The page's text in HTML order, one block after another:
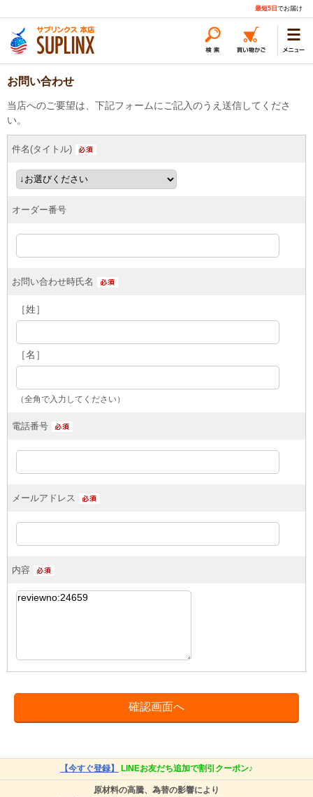
最短5日 でお届け
お問い合わせ
当店へのご要望は、下記フォームにご記入のうえ送信してくださ
い。
件名(タイトル)
オーダー番号
お問い合わせ時氏名
［姓］
［名］
（全角で入力してください）
電話番号
メールアドレス
内容
【今すぐ登録】 LINEお友だち追加で割引クーポン♪
原材料の高騰、為替の影響により